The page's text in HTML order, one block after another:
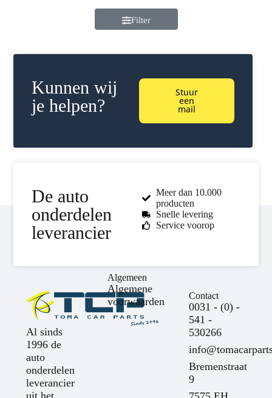
Filter
Kunnen wij
je helpen?
Stuur
een
mail
De auto
onderdelen
leverancier
Meer dan 10.000
producten
Snelle levering
Service voorop
Al sinds
1996 de
auto
onderdelen
leverancier
uit het
Algemeen
Algemene
voorwaarden
Contact
0031 - (0) -
541 -
530266
Bremenstraat
9